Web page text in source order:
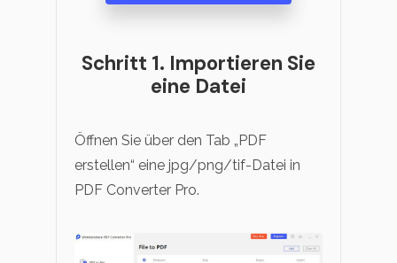
Schritt 1. Importieren Sie
eine Datei
Öffnen Sie über den Tab „PDF
erstellen“ eine jpg/png/tif-Datei in
PDF Converter Pro.